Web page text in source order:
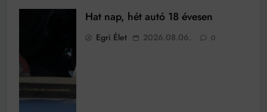
Hat nap, hét autó 18 évesen
Egri Élet 2026.08.06. 0